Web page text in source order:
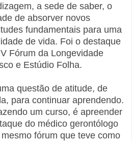
a sede de saber, o
de absorver novos
fundamentais para uma
de vida. Foi o destaque
Fórum da Longevidade
e Estúdio Folha.
questão de atitude, de
para continuar aprendendo.
um curso, é apreender
do médico gerontólogo
fórum que teve como